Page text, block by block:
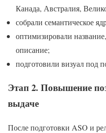
Канада, Австралия,
собрали семантическое
оптимизировали
описание;
подготовили визуал под
Этап 2. Повышение
выдаче
После подготовки ASO и